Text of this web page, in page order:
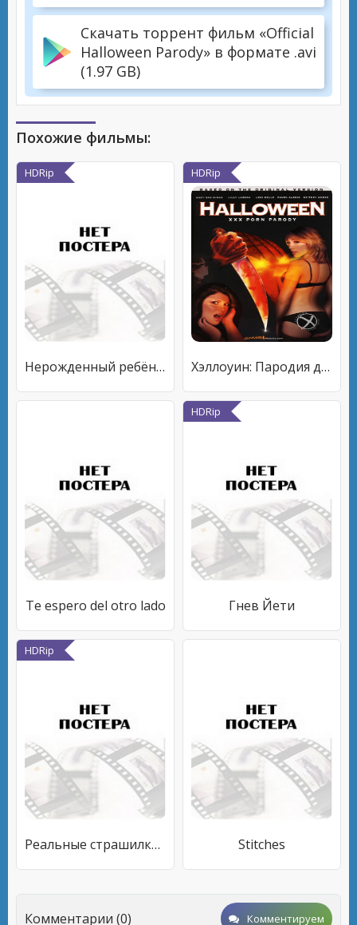
Скачать торрент фильм «Official
Halloween Parody» в формате .avi
(1.97 GB)
Похожие фильмы:
HDRip
Нерожденный ребёнок
HDRip
Хэллоуин: Пародия для взрослых
Te espero del otro lado
HDRip
Гнев Йети
HDRip
Реальные страшилки 2011 Stitches
Комментарии (0) Комментируем